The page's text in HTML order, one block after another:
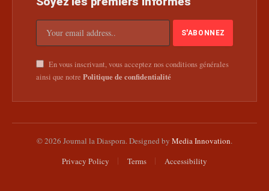
En vous inscrivant, vous acceptez nos conditions générales
ainsi que notre Politique de confidentialité
© 2026 Journal la Diaspora. Designed by Media Innovation.
Privacy Policy
Terms Accessibility